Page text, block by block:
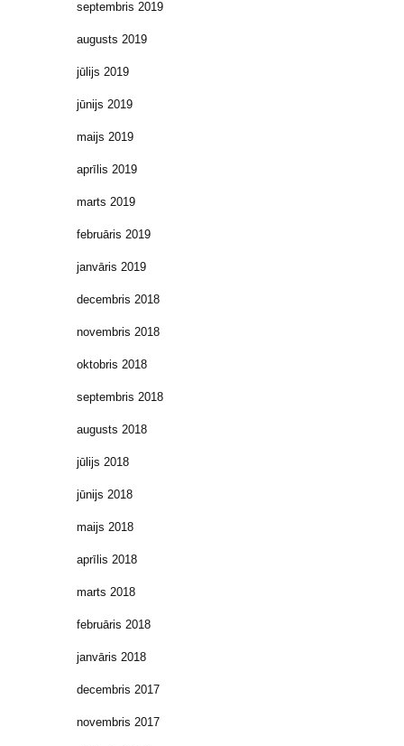
septembris 2019
augusts 2019
jūlijs 2019
jūnijs 2019
maijs 2019
aprīlis 2019
marts 2019
februāris 2019
janvāris 2019
decembris 2018
novembris 2018
oktobris 2018
septembris 2018
augusts 2018
jūlijs 2018
jūnijs 2018
maijs 2018
aprīlis 2018
marts 2018
februāris 2018
janvāris 2018
decembris 2017
novembris 2017